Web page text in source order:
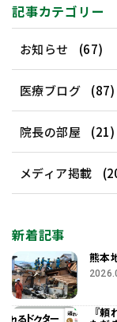
記事カテゴリー
お知らせ (67)
医療ブログ (87)
院長の部屋 (21)
メディア掲載
新着記事
熊本
『